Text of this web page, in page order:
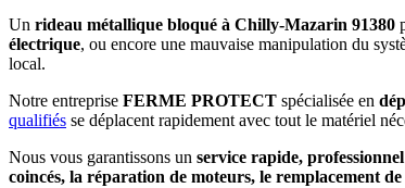
Un rideau métallique bloqué à Chilly-Mazarin 91380
électrique, ou encore une mauvaise manipulation du
local.
Notre entreprise FERME PROTECT spécialisée en
qualifiés se déplacent rapidement avec tout le matériel
Nous vous garantissons un service rapide,
coincés, la réparation de moteurs, le remplacement de